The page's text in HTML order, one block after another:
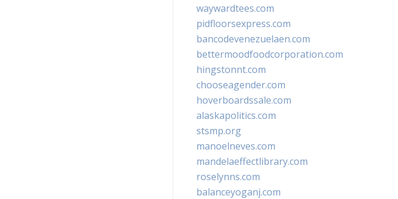
waywardtees.com
pidfloorsexpress.com
bancodevenezuelaen.com
bettermoodfoodcorporation.com
hingstonnt.com
chooseagender.com
hoverboardssale.com
alaskapolitics.com
stsmp.org
manoelneves.com
mandelaeffectlibrary.com
roselynns.com
balanceyoganj.com